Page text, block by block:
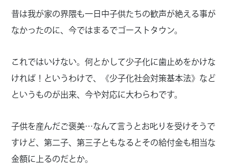
昔は我が家の界隈も一日中子供たちの歓声が絶える事が
なかったのに、今ではまるでゴーストタウン。
これではいけない。何とかして少子化に歯止めをかけな
ければ！というわけで、《少子化社会対策基本法》など
というものが出来、今や対応に大わらわです。
子供を産んだご褒美…なんて言うとお叱りを受けそうで
すけど、第二子、第三子ともなるとその給付金も相当な
金額に上るのだとか。